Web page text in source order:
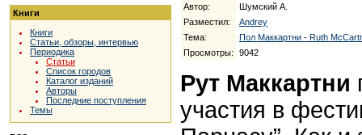
Книги
Книги
Статьи, обзоры, интервью
Периодика
Статьи
Список городов
Каталог изданий
Авторы
Последние поступления
Темы
Автор:
Шумский А.
Разместил:
Andrey
Тема:
Пол Маккартни - Ruth
Просмотры:
9042
Рут Маккартни
участия в